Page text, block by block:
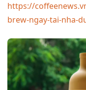
https://
brew-ngay-tai-nha-